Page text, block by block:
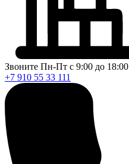
Звоните Пн-Пт с 9:00 до 18:00
+7 910 55 33 111